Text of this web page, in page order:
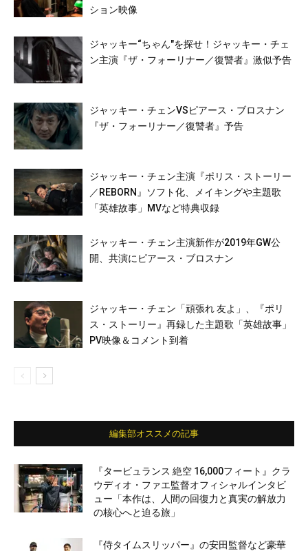
ション映像
ジャッキー“ちゃん″を探せ！ジャッキー・チェ
ン主演『ザ・フォーリナー／復讐者』激似予告
ジャッキー・チェンVSピアース・ブロスナン
『ザ・フォーリナー／復讐者』予告
ジャッキー・チェン主演『ポリス・ストーリー
／REBORN』ソフト化、メイキングや主題歌
「英雄故事」MVなど特典収録
ジャッキー・チェン主演新作が2019年GW公
開、共演にピアース・ブロスナン
ジャッキー・チェン「頑張れ 友よ」、『ポリ
ス・ストーリー』再録した主題歌「英雄故事」
PV映像＆コメント到着
編集部オススメの記事
『タービュランス 絶空 16,000フィート』クラ
ウディオ・ファエ監督オフィシャルインタビ
ュー「本作は、人間の回復力と真実の解放力
の核心へと迫る旅」
『侍タイムスリッパー』の安田監督など豪華